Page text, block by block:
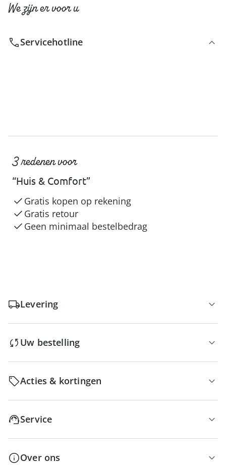
We zijn er voor u
Servicehotline
3 redenen voor
“Huis & Comfort”
Gratis kopen op rekening
Gratis retour
Geen minimaal bestelbedrag
Levering
Uw bestelling
Acties & kortingen
Service
Over ons